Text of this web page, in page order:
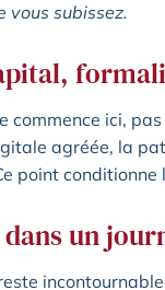
vous subissez.
commence ici,
agréée, la
point conditionne
un